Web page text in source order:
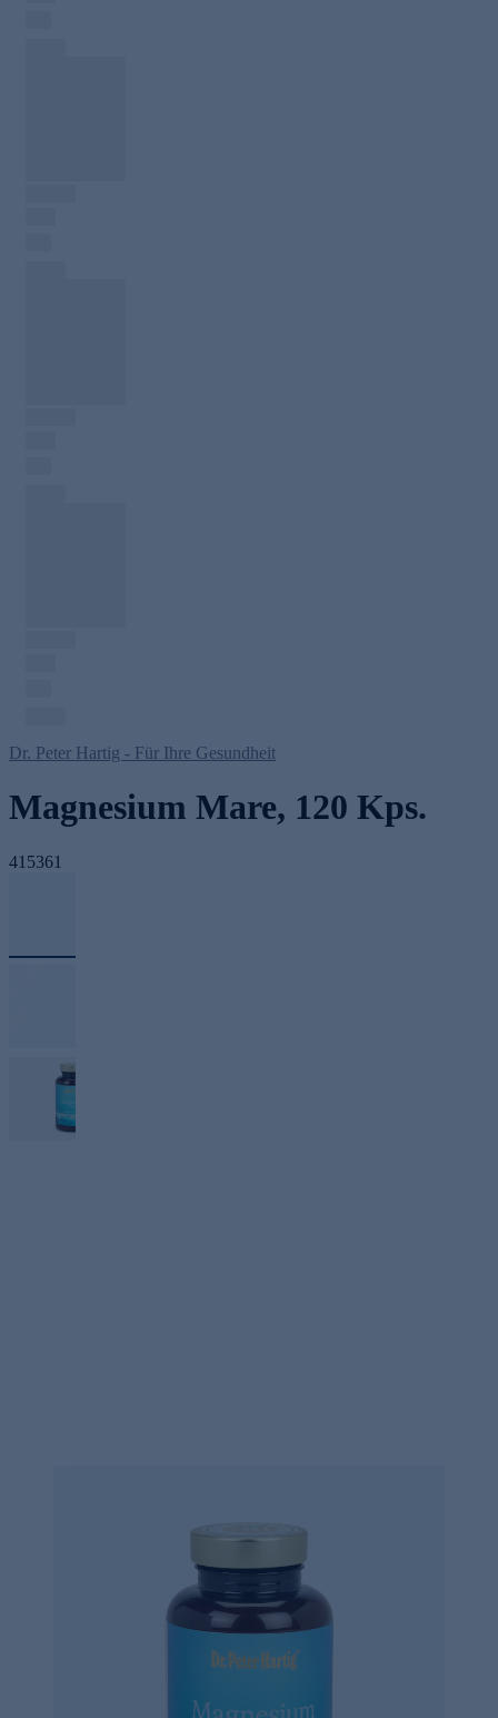
Dr. Peter Hartig - Für Ihre Gesundheit
Magnesium Mare, 120 Kps.
415361